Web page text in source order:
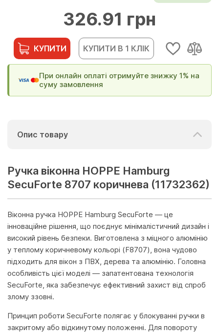
326.91 грн
КУПИТИ КУПИТИ В 1 КЛІК
При онлайн оплаті отримуйте знижку 1% на
суму замовлення
Опис товару
Ручка віконна HOPPE Hamburg
SecuForte 8707 коричнева (11732362)
Віконна ручка HOPPE Hamburg SecuForte — це
інноваційне рішення, що поєднує мінімалістичний дизайн і
високий рівень безпеки. Виготовлена з міцного алюмінію
у теплому коричневому кольорі (F8707), вона чудово
підходить для вікон з ПВХ, дерева та алюмінію. Головна
особливість цієї моделі — запатентована технологія
SecuForte, яка забезпечує ефективний захист від спроб
злому ззовні.
Принцип роботи SecuForte полягає у блокуванні ручки в
закритому або відкинутому положенні. Для повороту